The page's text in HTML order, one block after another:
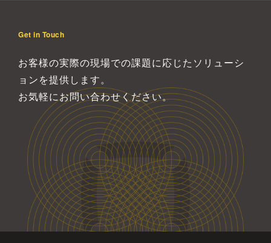
Get in Touch
お客様の実際の現場での課題に応じたソリューシ
ョンを提供します。
お気軽にお問い合わせください。